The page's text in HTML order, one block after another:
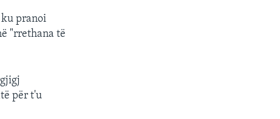
pranoi
"rrethana të
për t'u